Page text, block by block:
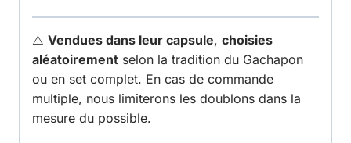
⚠️ Vendues dans leur capsule, choisies
aléatoirement selon la tradition du Gachapon
ou en set complet. En cas de commande
multiple, nous limiterons les doublons dans la
mesure du possible.